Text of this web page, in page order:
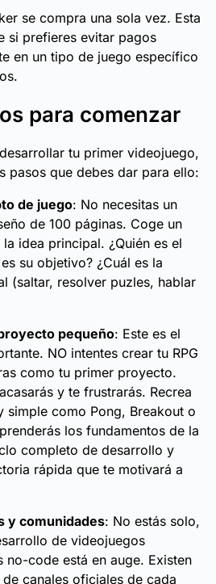
se compra una sola vez. Esta
si prefieres evitar pagos
en un tipo de juego específico
para comenzar
tu primer videojuego,
pasos que debes dar para ello:
de juego: No necesitas un
de 100 páginas. Coge un
idea principal. ¿Quién es el
su objetivo? ¿Cuál es la
(saltar, resolver puzles, hablar
pequeño: Este es el
NO intentes crear tu RPG
como tu primer proyecto.
y te frustrarás. Recrea
simple como Pong, Breakout o
los fundamentos de la
completo de desarrollo y
rápida que te motivará a
y comunidades: No estás solo,
de videojuegos
no-code está en auge. Existen
canales oficiales de cada